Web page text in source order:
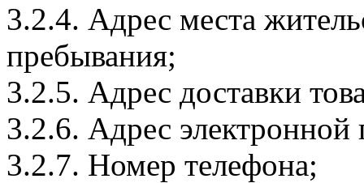
3.2.4. Адрес места
пребывания;
3.2.5. Адрес доставки
3.2.6. Адрес электронной
3.2.7. Номер телефона;